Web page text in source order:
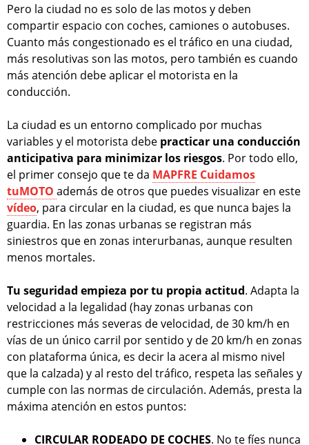
Pero la ciudad no es solo de las motos y deben
compartir espacio con coches, camiones o autobuses.
Cuanto más congestionado es el tráfico en una ciudad,
más resolutivas son las motos, pero también es cuando
más atención debe aplicar el motorista en la
conducción.
La ciudad es un entorno complicado por muchas
variables y el motorista debe practicar una conducción
anticipativa para minimizar los riesgos. Por todo ello,
el primer consejo que te da MAPFRE Cuidamos
tuMOTO además de otros que puedes visualizar en este
vídeo, para circular en la ciudad, es que nunca bajes la
guardia. En las zonas urbanas se registran más
siniestros que en zonas interurbanas, aunque resulten
menos mortales.
Tu seguridad empieza por tu propia actitud. Adapta la
velocidad a la legalidad (hay zonas urbanas con
restricciones más severas de velocidad, de 30 km/h en
vías de un único carril por sentido y de 20 km/h en zonas
con plataforma única, es decir la acera al mismo nivel
que la calzada) y al resto del tráfico, respeta las señales y
cumple con las normas de circulación. Además, presta la
máxima atención en estos puntos:
CIRCULAR RODEADO DE COCHES. No te fíes nunca